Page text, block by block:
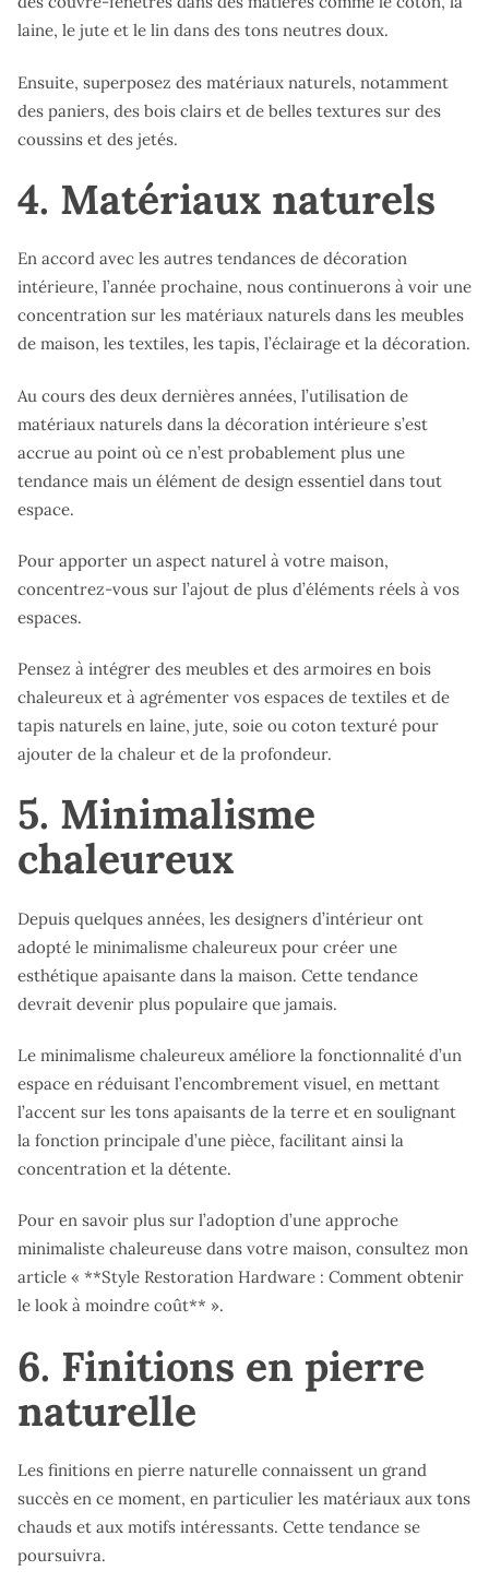
laine, le jute et le lin dans des tons neutres doux.
Ensuite, superposez des matériaux naturels, notamment
des paniers, des bois clairs et de belles textures sur des
coussins et des jetés.
4. Matériaux naturels
En accord avec les autres tendances de décoration
intérieure, l’année prochaine, nous continuerons à voir une
concentration sur les matériaux naturels dans les meubles
de maison, les textiles, les tapis, l’éclairage et la décoration.
Au cours des deux dernières années, l’utilisation de
matériaux naturels dans la décoration intérieure s’est
accrue au point où ce n’est probablement plus une
tendance mais un élément de design essentiel dans tout
espace.
Pour apporter un aspect naturel à votre maison,
concentrez-vous sur l’ajout de plus d’éléments réels à vos
espaces.
Pensez à intégrer des meubles et des armoires en bois
chaleureux et à agrémenter vos espaces de textiles et de
tapis naturels en laine, jute, soie ou coton texturé pour
ajouter de la chaleur et de la profondeur.
5. Minimalisme
chaleureux
Depuis quelques années, les designers d’intérieur ont
adopté le minimalisme chaleureux pour créer une
esthétique apaisante dans la maison. Cette tendance
devrait devenir plus populaire que jamais.
Le minimalisme chaleureux améliore la fonctionnalité d’un
espace en réduisant l’encombrement visuel, en mettant
l’accent sur les tons apaisants de la terre et en soulignant
la fonction principale d’une pièce, facilitant ainsi la
concentration et la détente.
Pour en savoir plus sur l’adoption d’une approche
minimaliste chaleureuse dans votre maison, consultez mon
article « **Style Restoration Hardware : Comment obtenir
le look à moindre coût** ».
6. Finitions en pierre
naturelle
Les finitions en pierre naturelle connaissent un grand
succès en ce moment, en particulier les matériaux aux tons
chauds et aux motifs intéressants. Cette tendance se
poursuivra.